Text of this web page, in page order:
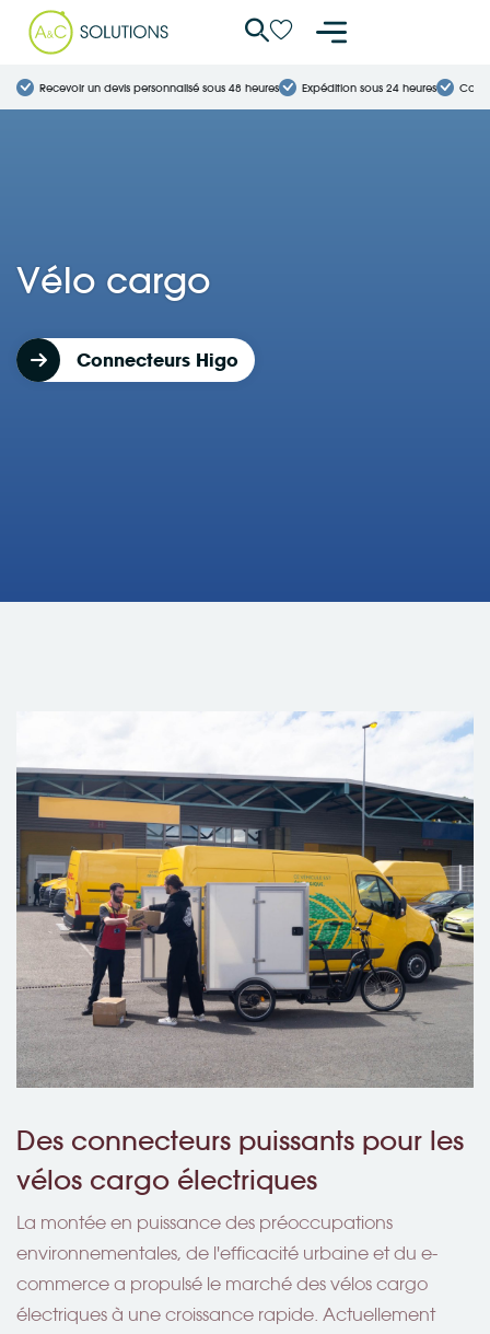
Recevoir un devis personnalisé sous 48 heures Expédition sous 24 heures
Vélo cargo
Connecteurs Higo
Des connecteurs puissants pour les
vélos cargo électriques
La montée en puissance des préoccupations
environnementales, de l'efficacité urbaine et du e-
commerce a propulsé le marché des vélos cargo
électriques à une croissance rapide. Actuellement
Panneau de gestion des cookies